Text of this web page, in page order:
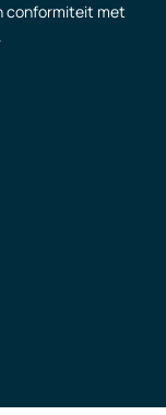
conformiteit met